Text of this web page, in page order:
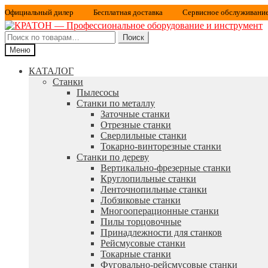
Официальный дилер Бесплатная доставка Сервисное
Искать:
Поиск
Меню
КАТАЛОГ
Станки
Пылесосы
Станки по металлу
Заточные станки
Отрезные станки
Сверлильные станки
Токарно-винторезные станки
Станки по дереву
Вертикально-фрезерные станки
Круглопильные станки
Ленточнопильные станки
Лобзиковые станки
Многооперационные станки
Пилы торцовочные
Принадлежности для станков
Рейсмусовые станки
Токарные станки
Фуговально-рейсмусовые станки